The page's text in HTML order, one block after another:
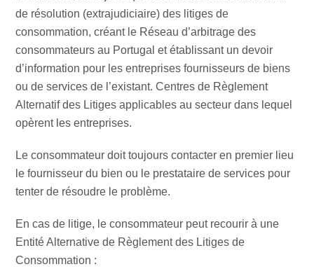
de résolution (extrajudiciaire) des litiges de
consommation, créant le Réseau d’arbitrage des
consommateurs au Portugal et établissant un devoir
d’information pour les entreprises fournisseurs de biens
ou de services de l’existant. Centres de Règlement
Alternatif des Litiges applicables au secteur dans lequel
opèrent les entreprises.
Le consommateur doit toujours contacter en premier lieu
le fournisseur du bien ou le prestataire de services pour
tenter de résoudre le problème.
En cas de litige, le consommateur peut recourir à une
Entité Alternative de Règlement des Litiges de
Consommation :